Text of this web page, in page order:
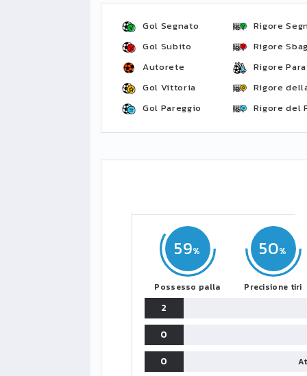
Gol Segnato
Gol Subito
Autorete
Gol Vittoria
Gol Pareggio
Rigore
Rigore
Rigore
Rigore
Rigore del
59
Possesso palla
50
Precisione tiri
2
0
0